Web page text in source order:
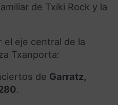
de Txiki Rock y la
el eje central de la
Txanporta:
de Garratz,
.